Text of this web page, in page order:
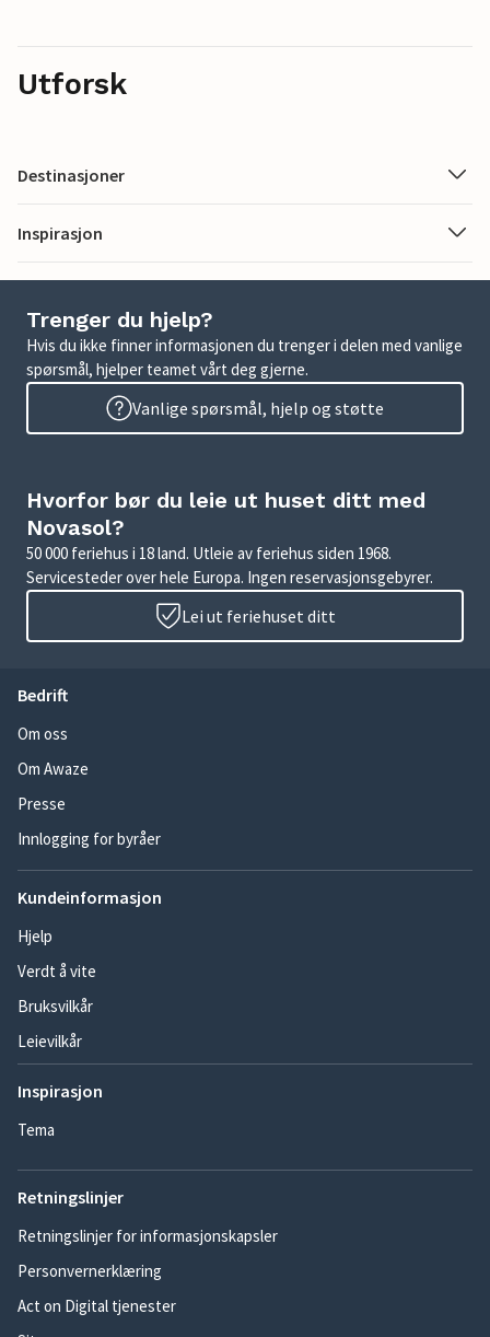
Utforsk
Destinasjoner
Inspirasjon
Trenger du hjelp?
Hvis du ikke finner informasjonen du trenger i delen med vanlige
spørsmål, hjelper teamet vårt deg gjerne.
Vanlige spørsmål, hjelp og støtte
Hvorfor bør du leie ut huset ditt med
Novasol?
50 000 feriehus i 18 land. Utleie av feriehus siden 1968.
Servicesteder over hele Europa. Ingen reservasjonsgebyrer.
Lei ut feriehuset ditt
Bedrift
Om oss
Om Awaze
Presse
Innlogging for byråer
Kundeinformasjon
Hjelp
Verdt å vite
Bruksvilkår
Leievilkår
Inspirasjon
Tema
Retningslinjer
Retningslinjer for informasjonskapsler
Personvernerklæring
Act on Digital tjenester